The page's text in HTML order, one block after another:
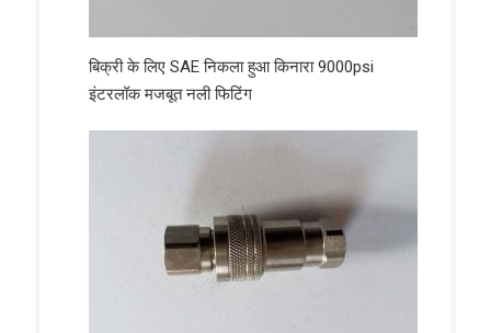
बिक्री के लिए SAE निकला हुआ किनारा 9000psi
इंटरलॉक मजबूत नली फिटिंग